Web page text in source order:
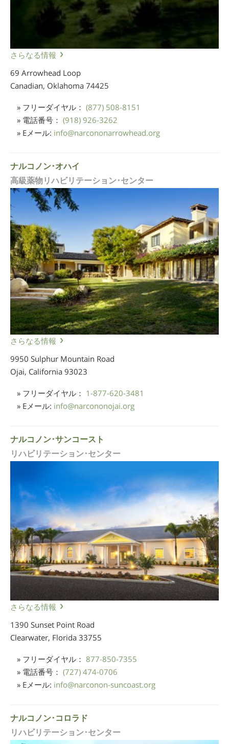
さらなる情報
69 Arrowhead Loop
Canadian, Oklahoma 74425
» フリーダイヤル： (877) 508-8151
» 電話番号： (918) 926-3262
» Eメール: info@narcononarrowhead.org
ナルコノン･オハイ
高級薬物リハビリテーション･センター
さらなる情報
9950 Sulphur Mountain Road
Ojai, California 93023
» フリーダイヤル： 1-877-620-3481
» Eメール: info@narcononojai.org
ナルコノン･サンコースト
リハビリテーション･センター
さらなる情報
1390 Sunset Point Road
Clearwater, Florida 33755
» フリーダイヤル： 877-850-7355
» 電話番号： (727) 474-0706
» Eメール: info@narconon-suncoast.org
ナルコノン･コロラド
リハビリテーション･センター